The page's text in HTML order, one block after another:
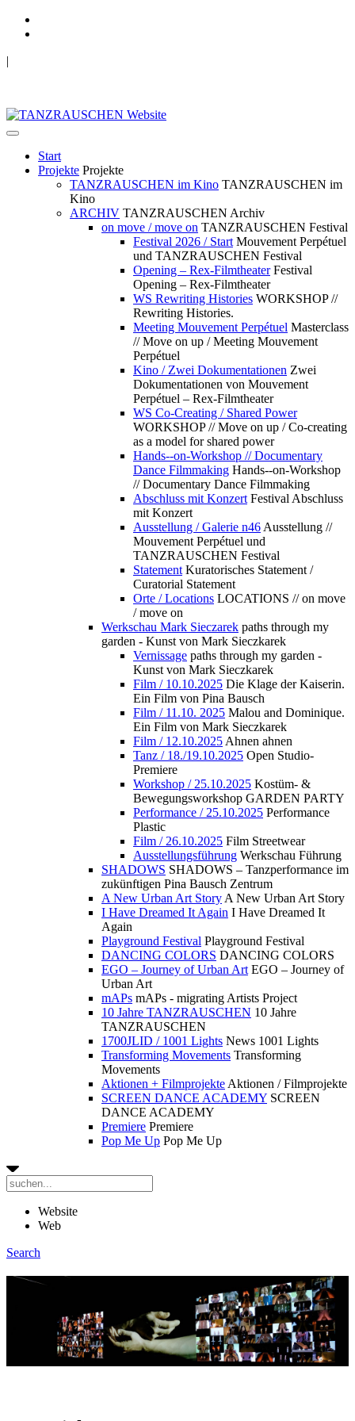
|
Start
Projekte Projekte
TANZRAUSCHEN im Kino TANZRAUSCHEN im
Kino
ARCHIV TANZRAUSCHEN Archiv
on move / move on TANZRAUSCHEN Festival
Festival 2026 / Start Mouvement Perpétuel
und TANZRAUSCHEN Festival
Opening – Rex-Filmtheater Festival
Opening – Rex-Filmtheater
WS Rewriting Histories WORKSHOP //
Rewriting Histories.
Meeting Mouvement Perpétuel Masterclass
// Move on up / Meeting Mouvement
Perpétuel
Kino / Zwei Dokumentationen Zwei
Dokumentationen von Mouvement
Perpétuel – Rex-Filmtheater
WS Co-Creating / Shared Power
WORKSHOP // Move on up / Co-creating
as a model for shared power
Hands--on-Workshop // Documentary
Dance Filmmaking Hands--on-Workshop
// Documentary Dance Filmmaking
Abschluss mit Konzert Festival Abschluss
mit Konzert
Ausstellung / Galerie n46 Ausstellung //
Mouvement Perpétuel und
TANZRAUSCHEN Festival
Statement Kuratorisches Statement /
Curatorial Statement
Orte / Locations LOCATIONS // on move
/ move on
Werkschau Mark Sieczarek paths through my
garden - Kunst von Mark Sieczkarek
Vernissage paths through my garden -
Kunst von Mark Sieczkarek
Film / 10.10.2025 Die Klage der Kaiserin.
Ein Film von Pina Bausch
Film / 11.10. 2025 Malou and Dominique.
Ein Film von Mark Sieczkarek
Film / 12.10.2025 Ahnen ahnen
Tanz / 18./19.10.2025 Open Studio-
Premiere
Workshop / 25.10.2025 Kostüm- &
Bewegungsworkshop GARDEN PARTY
Performance / 25.10.2025 Performance
Plastic
Film / 26.10.2025 Film Streetwear
Ausstellungsführung Werkschau Führung
SHADOWS SHADOWS – Tanzperformance im
zukünftigen Pina Bausch Zentrum
A New Urban Art Story A New Urban Art Story
I Have Dreamed It Again I Have Dreamed It
Again
Playground Festival Playground Festival
DANCING COLORS DANCING COLORS
EGO – Journey of Urban Art EGO – Journey of
Urban Art
mAPs mAPs - migrating Artists Project
10 Jahre TANZRAUSCHEN 10 Jahre
TANZRAUSCHEN
1700JLID / 1001 Lights News 1001 Lights
Transforming Movements Transforming
Movements
Aktionen + Filmprojekte Aktionen / Filmprojekte
SCREEN DANCE ACADEMY SCREEN
DANCE ACADEMY
Premiere Premiere
Pop Me Up Pop Me Up
Website
Web
Search